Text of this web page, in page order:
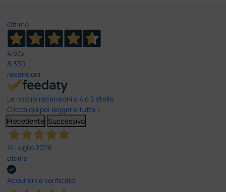
Ottimo
4,6/5
8.330
recensioni
Le nostre recensioni a 4 e 5 stelle.
Clicca qui per leggerle tutte >
Precedente Successivo
14 Luglio 2026
ottima
Acquirente verificato